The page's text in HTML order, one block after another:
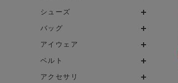
シューズ
バッグ
アイウェア
ベルト
アクセサリ